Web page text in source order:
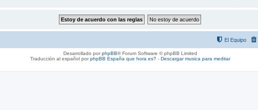
El Equipo
Desarrollado porphpBB® Forum Software © phpBB Limited
Traducción al español porphpBB España que hora es?- Descargar musica para meditar